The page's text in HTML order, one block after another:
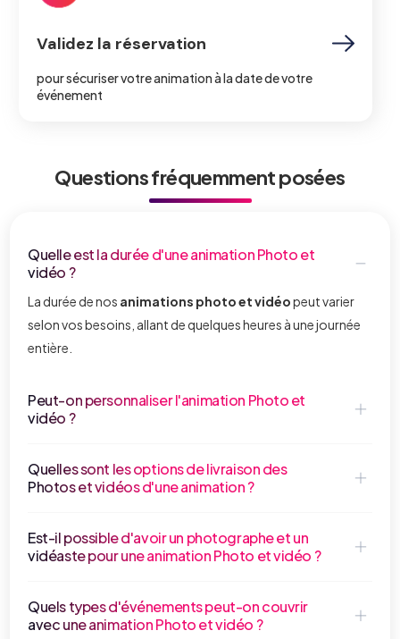
Validez la réservation
pour sécuriser votre animation à la date de votre
événement
Questions fréquemment posées
Quelle est la durée d'une animation Photo et
vidéo ?
La durée de nos animations photo et vidéopeut varier
selon vos besoins, allant de quelques heures à une journée
entière.
Peut-on personnaliser l'animation Photo et
vidéo ?
Quelles sont les options de livraison des
Photos et vidéos d'une animation ?
Est-il possible d'avoir un photographe et un
vidéaste pour une animation Photo et vidéo ?
Quels types d'événements peut-on couvrir
avec une animation Photo et vidéo ?